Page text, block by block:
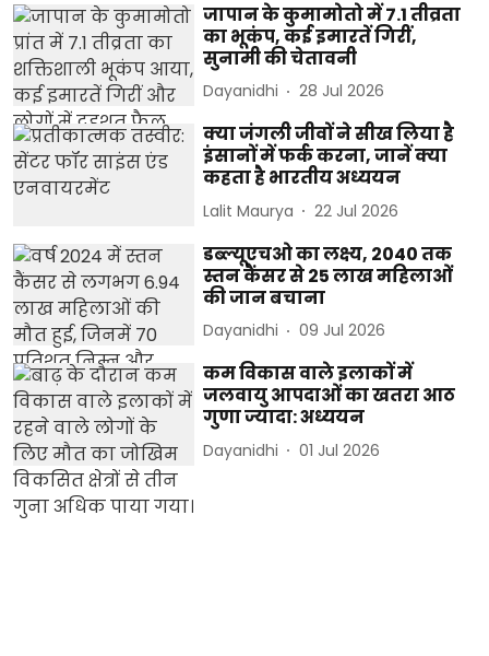
जापान के कुमामोतो में 7.1 तीव्रता
का भूकंप, कई इमारतें गिरीं,
सुनामी की चेतावनी
Dayanidhi 28 Jul 2026
क्या जंगली जीवों ने सीख लिया है
इंसानों में फर्क करना, जानें क्या
कहता है भारतीय अध्ययन
Lalit Maurya 22 Jul 2026
डब्ल्यूएचओ का लक्ष्य, 2040 तक
स्तन कैंसर से 25 लाख महिलाओं
की जान बचाना
Dayanidhi 09 Jul 2026
कम विकास वाले इलाकों में
जलवायु आपदाओं का खतरा आठ
गुणा ज्यादा: अध्ययन
Dayanidhi 01 Jul 2026